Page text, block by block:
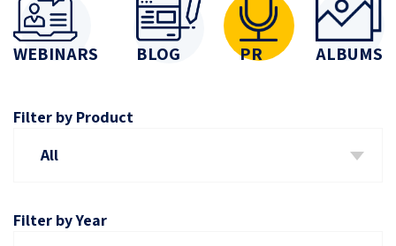
WEBINARS BLOG PR ALBUMS
Filter by Product
All
Filter by Year